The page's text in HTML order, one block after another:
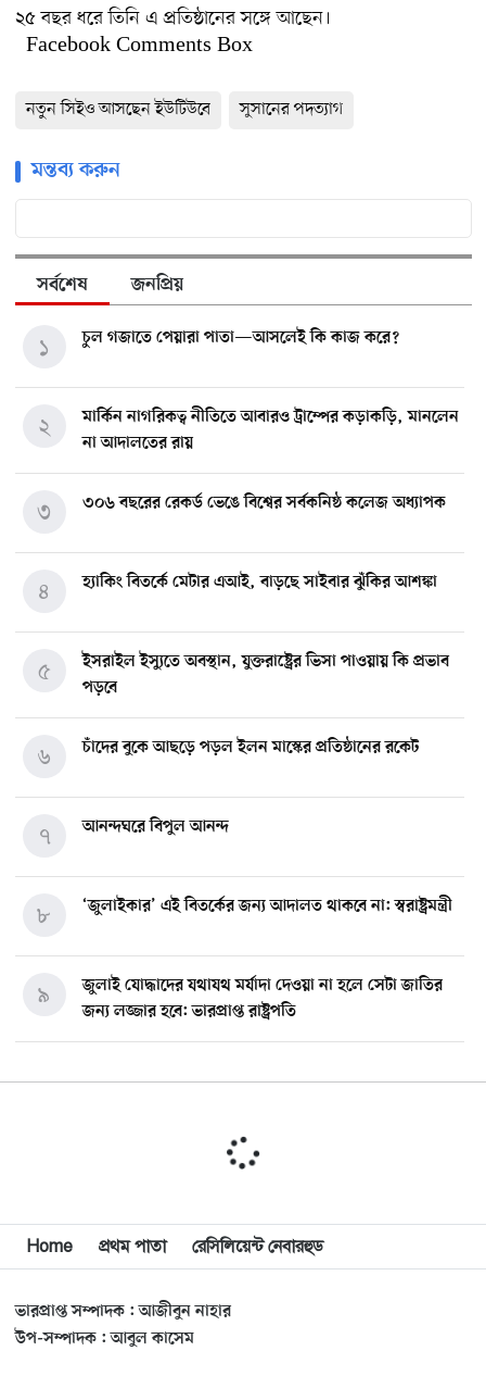
২৫ বছর ধরে তিনি এ প্রতিষ্ঠানের সঙ্গে আছেন।
Facebook Comments Box
নতুন সিইও আসছেন ইউটিউবে সুসানের পদত্যাগ
মন্তব্য করুন
সর্বশেষ জনপ্রিয়
চুল গজাতে পেয়ারা পাতা—আসলেই কি কাজ করে?
১
মার্কিন নাগরিকত্ব নীতিতে আবারও ট্রাম্পের কড়াকড়ি, মানলেন
না আদালতের রায়
২
৩০৬ বছরের রেকর্ড ভেঙে বিশ্বের সর্বকনিষ্ঠ কলেজ অধ্যাপক
৩
হ্যাকিং বিতর্কে মেটার এআই, বাড়ছে সাইবার ঝুঁকির আশঙ্কা
৪
ইসরাইল ইস্যুতে অবস্থান, যুক্তরাষ্ট্রের ভিসা পাওয়ায় কি প্রভাব
পড়বে
৫
চাঁদের বুকে আছড়ে পড়ল ইলন মাস্কের প্রতিষ্ঠানের রকেট
৬
আনন্দঘরে বিপুল আনন্দ
৭
‘জুলাইকার’ এই বিতর্কের জন্য আদালত থাকবে না: স্বরাষ্ট্রমন্ত্রী
৮
জুলাই যোদ্ধাদের যথাযথ মর্যাদা দেওয়া না হলে সেটা জাতির
জন্য লজ্জার হবে: ভারপ্রাপ্ত রাষ্ট্রপতি
৯
১০
মিশিগানে দক্ষিণ সুরমা ওয়েলফেয়ার অ্যাসোসিয়েশনের
বিশ্বজুড়ে কূটনৈতিক পুনর্বিন্যাস, ৫ অঞ্চলে মিশন বন্ধ করছে
যুক্তরাষ্ট্র
১২
মিশিগানে ফ্রেন্ডস এন্ড ফ্যামিলির বনভোজনে প্রাণের উচ্ছ্বাস
১৩
Home প্রথম পাতা রেসিলিয়েন্ট নেবারহুড
ভারপ্রাপ্ত সম্পাদক : আজীবুন নাহার
উপ-সম্পাদক : আবুল কাসেম